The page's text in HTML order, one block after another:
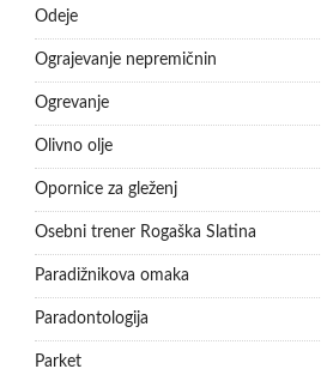
Odeje
Ograjevanje nepremičnin
Ogrevanje
Olivno olje
Opornice za gleženj
Osebni trener Rogaška Slatina
Paradižnikova omaka
Paradontologija
Parket